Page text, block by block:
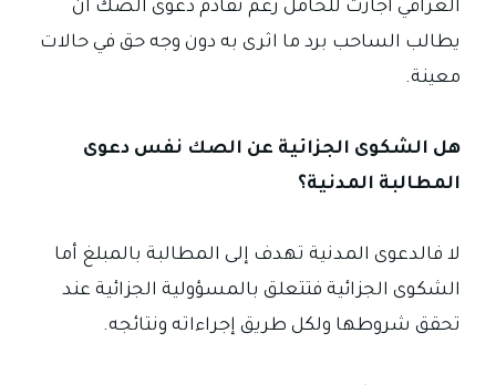
العراقي اجازت للحامل رغم تقادم دعوى الصك أن
يطالب الساحب برد ما اثرى به دون وجه حق في حالات
معينة.
هل الشكوى الجزائية عن الصك نفس دعوى
المطالبة المدنية؟
لا فالدعوى المدنية تهدف إلى المطالبة بالمبلغ أما
الشكوى الجزائية فتتعلق بالمسؤولية الجزائية عند
تحقق شروطها ولكل طريق إجراءاته ونتائجه.